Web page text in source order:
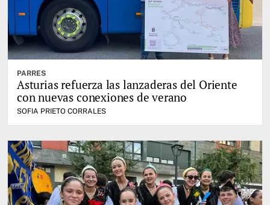
PARRES
Asturias refuerza las lanzaderas del Oriente
con nuevas conexiones de verano
SOFIA PRIETO CORRALES